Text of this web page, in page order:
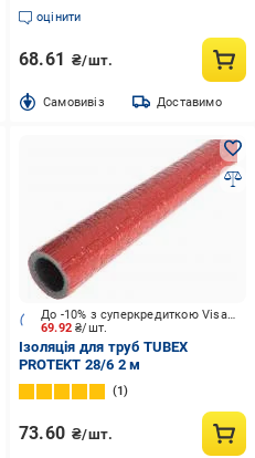
оцінити
68.61 ₴/шт.
Cамовивіз Доставимо
69.92₴/шт.
До -10% з суперкредиткою Visa Вигода
Ізоляція для труб TUBEX
PROTEKT 28/6 2 м
1
73.60 ₴/шт.